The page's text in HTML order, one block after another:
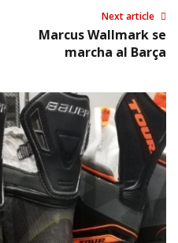
Next article
Marcus Wallmark se
marcha al Barça